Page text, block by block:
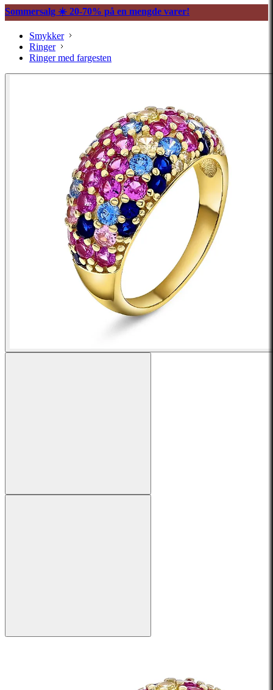
Sommersalg ☀️ 20-70% på en mengde varer!
Smykker
Ringer
Ringer med fargesten